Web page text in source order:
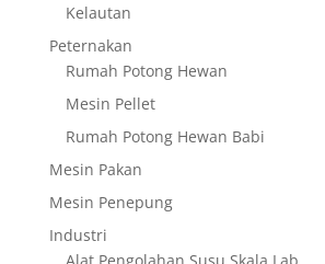
Kelautan
Peternakan
Rumah Potong Hewan
Mesin Pellet
Rumah Potong Hewan Babi
Mesin Pakan
Mesin Penepung
Industri
Alat Pengolahan Susu Skala Lab